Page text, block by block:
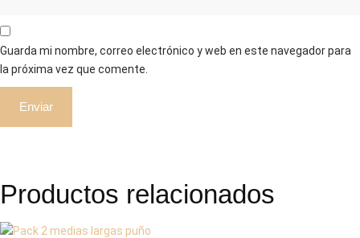
Guarda mi nombre, correo electrónico y web en este navegador para
la próxima vez que comente.
Productos relacionados